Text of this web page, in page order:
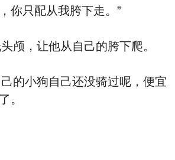
你只配从我胯下走。”
颅，让他从自己的胯下爬。
的小狗自己还没骑过呢，便宜
。